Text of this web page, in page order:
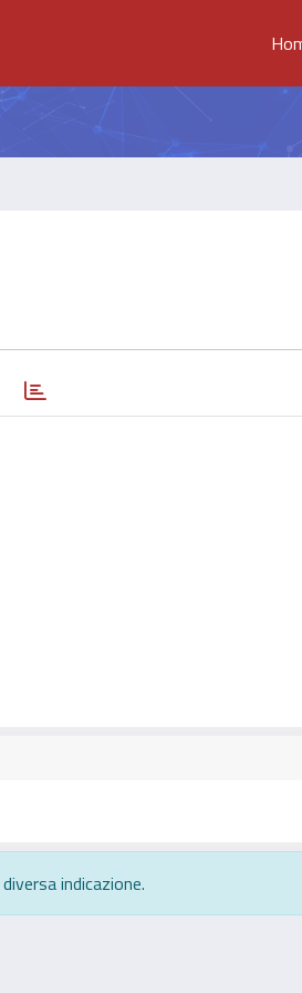
indicazione.